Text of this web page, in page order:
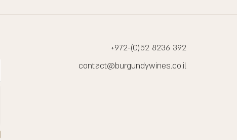
+972-(0)52 8236 392
contact@burgundywines.co.il